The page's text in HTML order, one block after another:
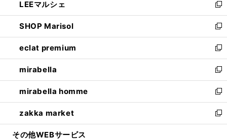
く
で
開
く
ド
ウ
で
開
く
ィ
ン
ド
ウ
で
開
く
い
ウ
ィ
ン
ド
ウ
で
開
く
LEEマルシェ
新
し
い
ウ
ィ
ン
ド
ウ
で
開
く
SHOP Marisol
新
し
い
ウ
ィ
ン
ド
ウ
で
開
eclat premium
新
し
い
ウ
ィ
ン
ド
ウ
mirabella
新
し
い
ウ
ィ
ン
mirabella homme
新
し
い
ウ
zakka market
新
し
その他WEBサービス